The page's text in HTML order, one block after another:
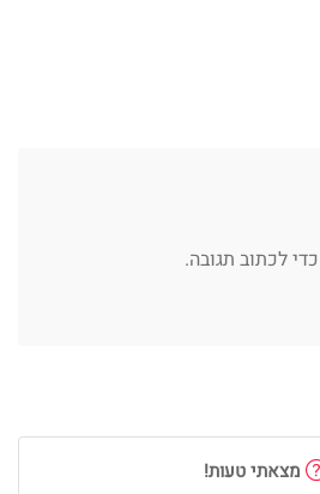
כדי לכתוב תגובה.
מצאתי טעות!